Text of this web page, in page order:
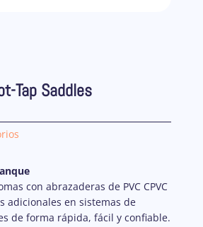
Tap Saddles
con abrazaderas de PVC CPVC
adicionales en sistemas de
de forma rápida, fácil y confiable.